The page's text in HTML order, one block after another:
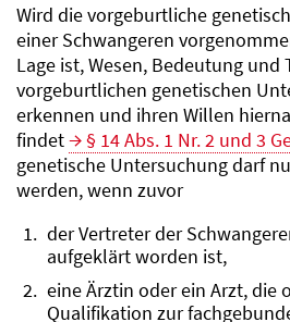
Wird die vorgeburtliche
einer Schwangeren
Lage ist, Wesen, Bedeutung und
vorgeburtlichen genetischen
erkennen und ihren Willen
findet
§ 14 Abs. 1 Nr. 2 und 3
genetische Untersuchung darf
werden, wenn zuvor
der Vertreter der
aufgeklärt worden ist,
eine Ärztin oder ein Arzt, die
Qualifikation zur